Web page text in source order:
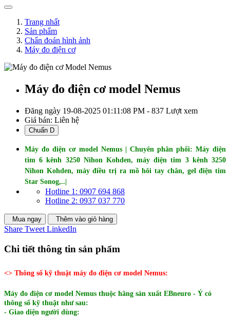
Trang nhất
Sản phẩm
Chẩn đoán hình ảnh
Máy đo điện cơ
Máy đo điện cơ model Nemus
Đăng ngày 19-08-2025 01:11:08 PM - 837 Lượt xem
Giá bán: Liên hệ
Chuẩn D
Máy đo điện cơ model Nemus | Chuyên phân phối: Máy điện
tim 6 kênh 3250 Nihon Kohden, máy điện tim 3 kênh 3250
Nihon Kohden, máy điều trị ra mồ hôi tay chân, gel điện tim
Star Sonog,..|
Hotline 1: 0907 694 868
Hotline 2: 0937 037 770
Mua ngay Thêm vào giỏ hàng
Share Tweet LinkedIn
Chi tiết thông tin sản phẩm
<> Thông số kỹ thuật máy đo điện cơ model Nemus:
Máy đo điện cơ model Nemus thuộc hãng sản xuất EBneuro - Ý có
thông số kỹ thuật như sau:
- Giao diện người dùng: